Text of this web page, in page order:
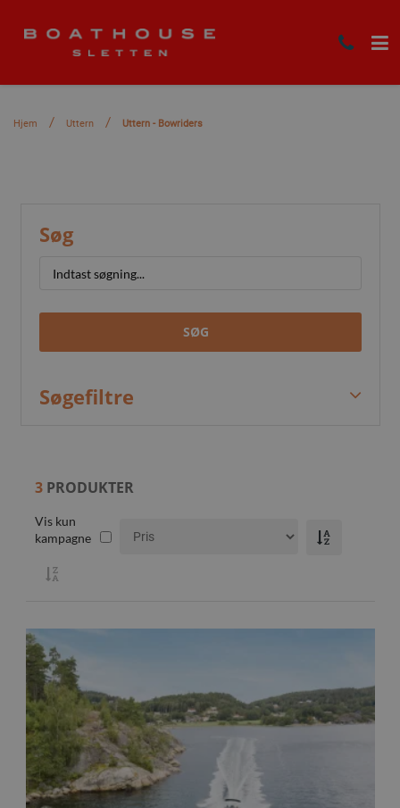
Hjem Uttern Uttern - Bowriders
Søg
SØG
Søgefiltre
3PRODUKTER
Vis kun
kampagne